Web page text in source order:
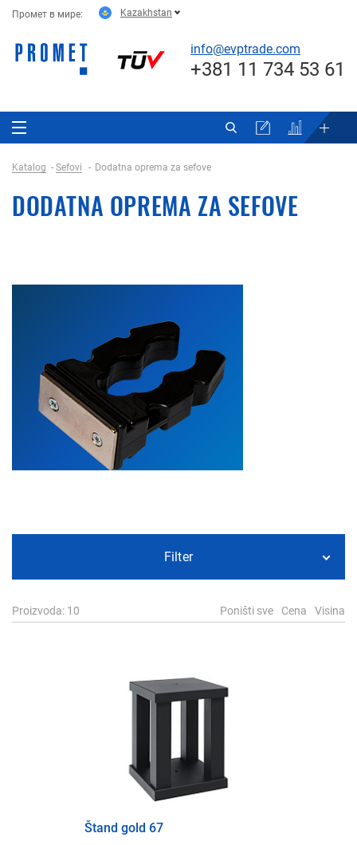
Промет в мире: Kazakhstan
info@evptrade.com
+381 11 734 53 61
Katalog Sefovi Dodatna oprema za sefove
DODATNA OPREMA ZA SEFOVE
Filter
Proizvoda: 10 Poništi sve Cena Visina
Štand gold 67